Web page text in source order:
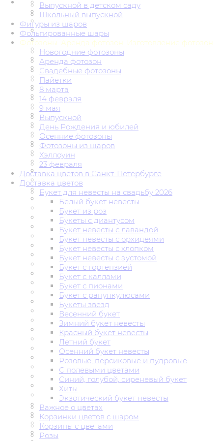
Выпускной в детском саду
Школьный выпускной
Фигуры из шаров
Фольгированные шары
Фотозоны. Аренда фотозон. Изготовление фотозон
Новогодние фотозоны
Аренда фотозон
Свадебные фотозоны
Пайетки
8 марта
14 февраля
9 мая
Выпускной
День Рождения и юбилей
Осенние фотозоны
Фотозоны из шаров
Хэллоуин
23 февраля
Доставка цветов в Санкт-Петербурге
Доставка цветов
Букет для невесты на свадьбу 2026
Белый букет невесты
Букет из роз
Букеты с диантусом
Букет невесты с лавандой
Букет невесты с орхидеями
Букет невесты с хлопком
Букет невесты с эустомой
Букет с гортензией
Букет с каллами
Букет с пионами
Букет с ранункулюсами
Букеты звёзд
Весенний букет
Зимний букет невесты
Красный букет невесты
Летний букет
Осенний букет невесты
Розовые, персиковые и пудровые
С полевыми цветами
Синий, голубой, сиреневый букет
Хиты
Экзотический букет невесты
Важное о цветах
Корзинки цветов с шаром
Корзины с цветами
Розы